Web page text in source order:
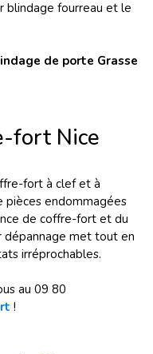
blindage fourreau et le
de porte Grasse
fort Nice
fort à clef et à
pièces endommagées
de coffre-fort et du
dépannage met tout en
irréprochables.
au 09 80
!